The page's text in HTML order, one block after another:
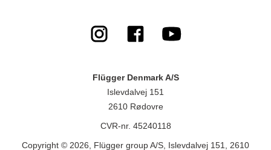
Flügger Denmark A/S
Islevdalvej 151
2610 Rødovre
CVR-nr. 45240118
Copyright © 2026, Flügger group A/S, Islevdalvej 151, 2610